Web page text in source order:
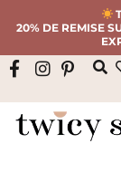
20% DE REMISE